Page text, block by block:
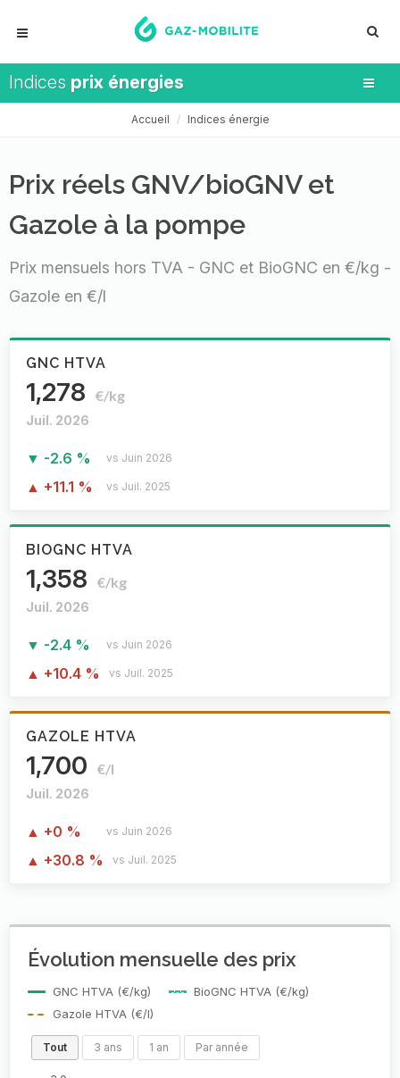
Indices prix énergies
Accueil Indices énergie
Prix réels GNV/bioGNV et
Gazole à la pompe
Prix mensuels hors TVA - GNC et BioGNC en €/kg -
Gazole en €/l
GNC HTVA
1,278 €/kg
Juil. 2026
▼ -2.6 % vs Juin 2026
▲ +11.1 % vs Juil. 2025
BIOGNC HTVA
1,358 €/kg
Juil. 2026
▼ -2.4 % vs Juin 2026
▲ +10.4 % vs Juil. 2025
GAZOLE HTVA
1,700 €/l
Juil. 2026
▲ +0 % vs Juin 2026
▲ +30.8 % vs Juil. 2025
Évolution mensuelle des prix
GNC HTVA (€/kg)
BioGNC HTVA (€/kg)
Gazole HTVA (€/l)
Tout 3 ans 1 an Par année